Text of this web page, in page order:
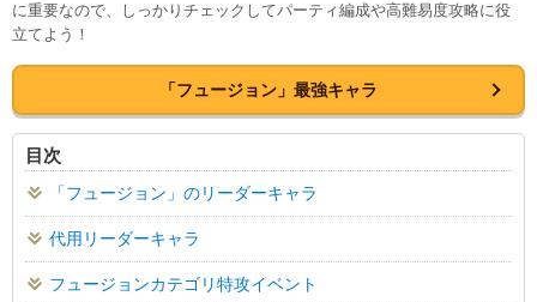
に重要なので、しっかりチェックしてパーティ編成や高難易度攻略に役
立てよう！
「フュージョン」最強キャラ
目次
「フュージョン」のリーダーキャラ
代用リーダーキャラ
フュージョンカテゴリ特攻イベント